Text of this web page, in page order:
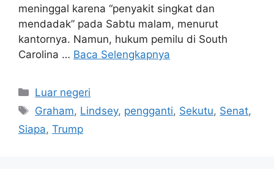
meninggal karena “penyakit singkat dan
mendadak” pada Sabtu malam, menurut
kantornya. Namun, hukum pemilu di South
Carolina … Baca Selengkapnya
Kategori
Luar negeri
Tag
Graham, Lindsey, pengganti, Sekutu, Senat,
Siapa, Trump